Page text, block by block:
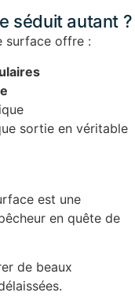
séduit autant ?
surface offre :
sortie en véritable
est une
en quête de
de beaux